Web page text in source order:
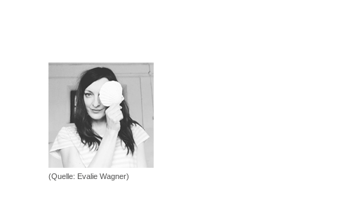
(Quelle: Evalie Wagner)